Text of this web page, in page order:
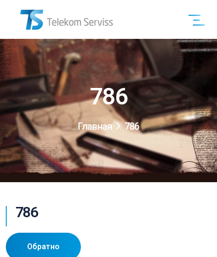
786
Главная 786
786
Обратно